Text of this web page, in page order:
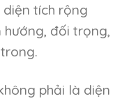
tích rộng
hướng, đối trọng,
phải là diện